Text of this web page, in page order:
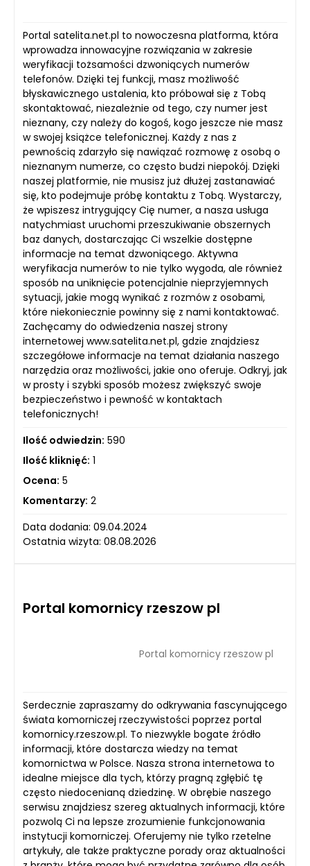
Portal satelita.net.pl to nowoczesna platforma, która
wprowadza innowacyjne rozwiązania w zakresie
weryfikacji tożsamości dzwoniących numerów
telefonów. Dzięki tej funkcji, masz możliwość
błyskawicznego ustalenia, kto próbował się z Tobą
skontaktować, niezależnie od tego, czy numer jest
nieznany, czy należy do kogoś, kogo jeszcze nie masz
w swojej książce telefonicznej. Każdy z nas z
pewnością zdarzyło się nawiązać rozmowę z osobą o
nieznanym numerze, co często budzi niepokój. Dzięki
naszej platformie, nie musisz już dłużej zastanawiać
się, kto podejmuje próbę kontaktu z Tobą. Wystarczy,
że wpiszesz intrygujący Cię numer, a nasza usługa
natychmiast uruchomi przeszukiwanie obszernych
baz danych, dostarczając Ci wszelkie dostępne
informacje na temat dzwoniącego. Aktywna
weryfikacja numerów to nie tylko wygoda, ale również
sposób na uniknięcie potencjalnie nieprzyjemnych
sytuacji, jakie mogą wynikać z rozmów z osobami,
które niekoniecznie powinny się z nami kontaktować.
Zachęcamy do odwiedzenia naszej strony
internetowej www.satelita.net.pl, gdzie znajdziesz
szczegółowe informacje na temat działania naszego
narzędzia oraz możliwości, jakie ono oferuje. Odkryj, jak
w prosty i szybki sposób możesz zwiększyć swoje
bezpieczeństwo i pewność w kontaktach
telefonicznych!
Ilość odwiedzin: 590
Ilość kliknięć: 1
Ocena: 5
Komentarzy: 2
Data dodania: 09.04.2024
Ostatnia wizyta: 08.08.2026
Portal komornicy rzeszow pl
Portal komornicy rzeszow pl
Serdecznie zapraszamy do odkrywania fascynującego
świata komorniczej rzeczywistości poprzez portal
komornicy.rzeszow.pl. To niezwykle bogate źródło
informacji, które dostarcza wiedzy na temat
komornictwa w Polsce. Nasza strona internetowa to
idealne miejsce dla tych, którzy pragną zgłębić tę
często niedocenianą dziedzinę. W obrębie naszego
serwisu znajdziesz szereg aktualnych informacji, które
pozwolą Ci na lepsze zrozumienie funkcjonowania
instytucji komorniczej. Oferujemy nie tylko rzetelne
artykuły, ale także praktyczne porady oraz aktualności